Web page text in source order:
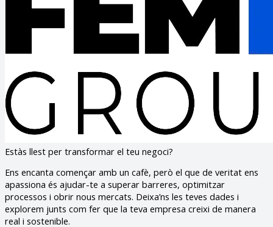
Estàs llest per transformar el teu negoci?
Ens encanta començar amb un cafè, però el que de veritat ens
apassiona és ajudar-te a superar barreres, optimitzar
processos i obrir nous mercats. Deixa’ns les teves dades i
explorem junts com fer que la teva empresa creixi de manera
real i sostenible.